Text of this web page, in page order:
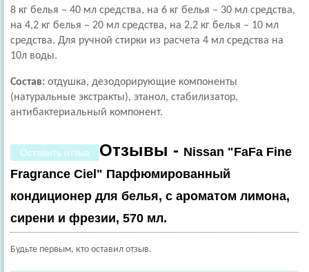
8 кг белья – 40 мл средства, на 6 кг белья – 30 мл средства,
на 4,2 кг белья – 20 мл средства, на 2,2 кг белья – 10 мл
средства. Для ручной стирки из расчета 4 мл средства на
10л воды.
Состав: отдушка, дезодорирующие компоненты
(натуральные экстракты), этанол, стабилизатор,
антибактериальный компонент.
Оставить отзыв Отзывы - Nissan "FaFa Fine
Fragrance Ciel" Парфюмированный
кондиционер для белья, с ароматом лимона,
сирени и фрезии, 570 мл.
Будьте первым, кто оставил отзыв.